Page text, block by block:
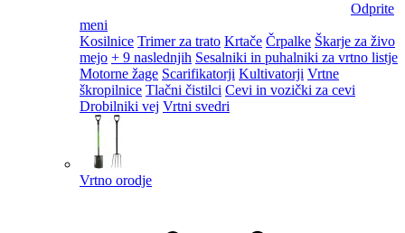
Odprite
meni
Kosilnice Trimer za trato Krtače Črpalke Škarje za živo
mejo + 9 naslednjih Sesalniki in puhalniki za vrtno listje
Motorne žage Scarifikatorji Kultivatorji Vrtne
škropilnice Tlačni čistilci Cevi in vozički za cevi
Drobilniki vej Vrtni svedri
Vrtno orodje